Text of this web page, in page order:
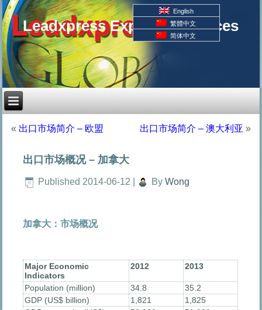
Leadxpress Export Resources
English
繁體中文
简体中文
« 出口市场简介 – 欧盟 出口市场简介 – 澳大利亚 »
出口市场概况 – 加拿大
Published 2014-06-12 By Wong
加拿大：市场概况
Major Economic
Indicators
2012 2013
Population (million) 34.8
35.2
GDP (US$ billion)
1,821
1,825